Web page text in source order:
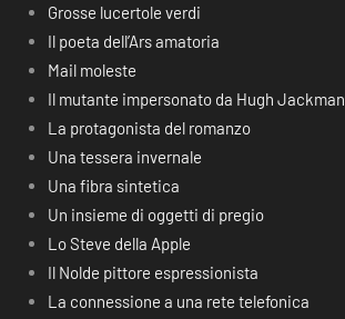
Grosse lucertole verdi
Il poeta dell’Ars amatoria
Mail moleste
Il mutante impersonato da Hugh Jackman
La protagonista del romanzo
Una tessera invernale
Una fibra sintetica
Un insieme di oggetti di pregio
Lo Steve della Apple
Il Nolde pittore espressionista
La connessione a una rete telefonica